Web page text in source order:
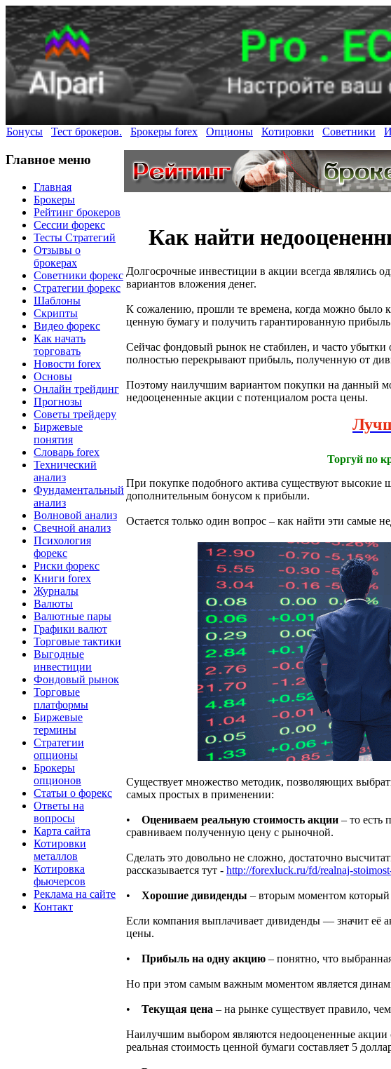
Бонусы Тест брокеров. Брокеры forex Опционы Котировки Советники
Главное меню
Главная
Брокеры
Рейтинг брокеров
Сессии форекс
Тесты Стратегий
Отзывы о
брокерах
Советники форекс
Стратегии форекс
Шаблоны
Скрипты
Видео форекс
Как начать
торговать
Новости forex
Основы
Онлайн трейдинг
Прогнозы
Советы трейдеру
Биржевые
понятия
Словарь forex
Технический
анализ
Фундаментальный
анализ
Волновой анализ
Свечной анализ
Психология
форекс
Риски форекс
Книги forex
Журналы
Валюты
Валютные пары
Графики валют
Торговые тактики
Выгодные
инвестиции
Фондовый рынок
Торговые
платформы
Биржевые
термины
Стратегии
опционы
Брокеры
опционов
Статьи о форекс
Ответы на
вопросы
Карта сайта
Котировки
металлов
Котировка
фьючерсов
Реклама на сайте
Контакт
Как найти
Долгосрочные инвестиции в акции всегда являлись
вариантов вложения денег.
К сожалению, прошли те времена, когда можно было
ценную бумагу и получить гарантированную прибыль
Сейчас фондовый рынок не стабилен, и часто убытки
полностью перекрывают прибыль, полученную от
Поэтому наилучшим вариантом покупки на данный
недооцененные акции с потенциалом роста цены.
Торгуй по
При покупке подобного актива существуют высокие
дополнительным бонусом к прибыли.
Остается только один вопрос – как найти эти самые
Существует множество методик, позволяющих
самых простых в применении:
• Оцениваем реальную стоимость акции – то есть
сравниваем полученную цену с рыночной.
Сделать это довольно не сложно, достаточно
рассказывается тут - http://forexluck.ru/fd/realnaj-
• Хорошие дивиденды – вторым моментом который
Если компания выплачивает дивиденды — значит её
цены.
• Прибыль на одну акцию – понятно, что
Но при этом самым важным моментом является
• Текущая цена – на рынке существует правило,
Наилучшим выбором являются недооцененные
реальная стоимость ценной бумаги составляет 5